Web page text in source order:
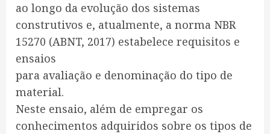
ao longo da evolução dos sistemas
construtivos e, atualmente, a norma NBR
15270 (ABNT, 2017) estabelece requisitos e
ensaios
para avaliação e denominação do tipo de
material.
Neste ensaio, além de empregar os
conhecimentos adquiridos sobre os tipos de